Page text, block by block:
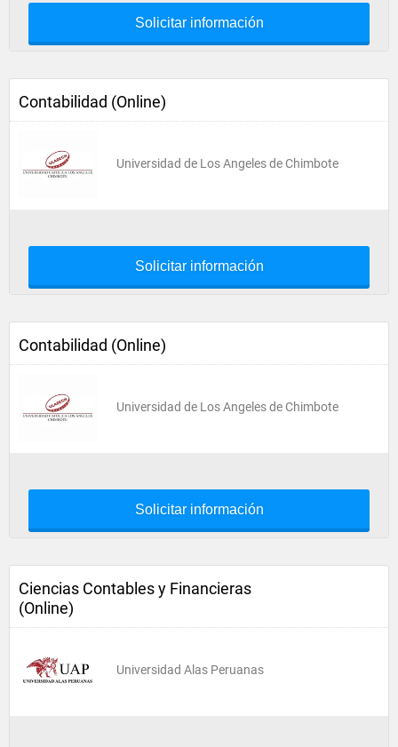
Solicitar información
Contabilidad (Online)
Universidad de Los Angeles de Chimbote
Solicitar información
Contabilidad (Online)
Universidad de Los Angeles de Chimbote
Solicitar información
Ciencias Contables y Financieras
(Online)
Universidad Alas Peruanas